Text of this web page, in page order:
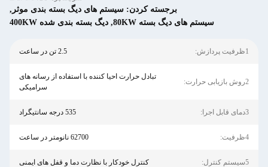
برجسته کردن: سیستم های دیگ بسته بندی موثر ,
سیستم های دیگ بسته 80KW
, دیگ بسته بندی شده 400KW
1ظرفیت پردازش: 2.5 تن در ساعت
2روش بازیابی حرارت:
تبادل حرارت احیا کننده با استفاده از رسانه های
سرامیکی
3دمای قابل اجرا: 535 درجه سانتیگراد
4ظرفیت: 62700 نانومتر در ساعت
5سیستم کنترل: کنترل خودکار با نظارت دما و قفل های ایمنی